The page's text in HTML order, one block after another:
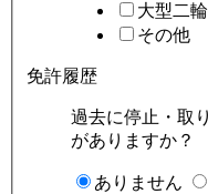
大型二
その他
免許履歴
過去に停止・取
がありますか？
ありません